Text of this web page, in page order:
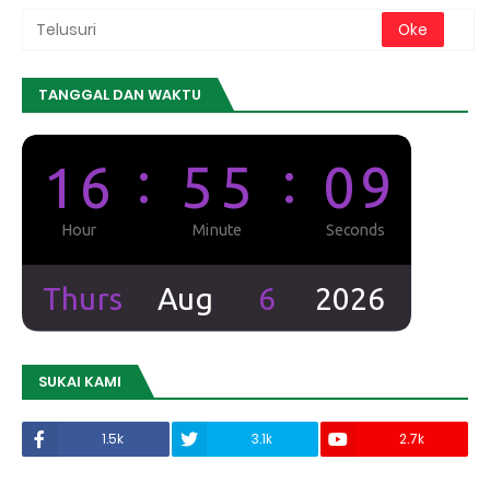
TANGGAL DAN WAKTU
SUKAI KAMI
1.5k 3.1k 2.7k